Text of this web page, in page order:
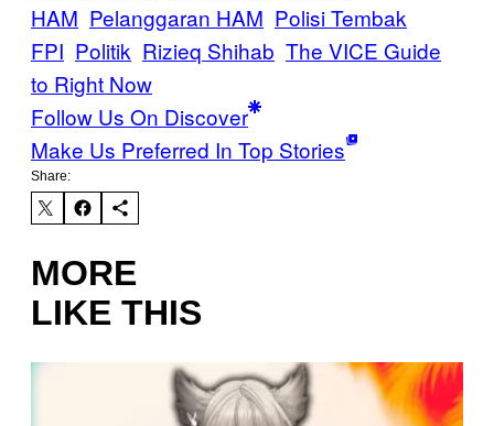
HAM Pelanggaran HAM Polisi Tembak
FPI Politik Rizieq Shihab The VICE Guide
to Right Now
Follow Us On Discover
Make Us Preferred In Top Stories
Share:
MORE
LIKE THIS